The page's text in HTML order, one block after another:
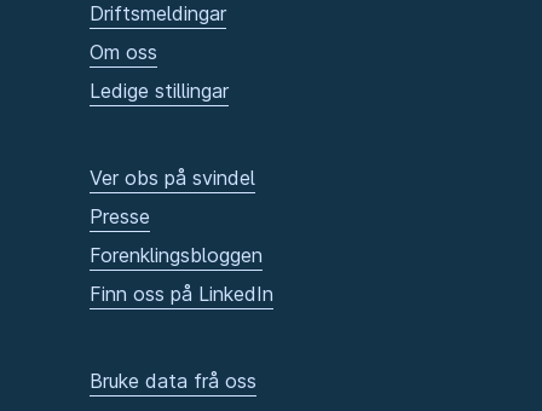
Driftsmeldingar
Om oss
Ledige stillingar
Ver obs på svindel
Presse
Forenklingsbloggen
Finn oss på LinkedIn
Bruke data frå oss